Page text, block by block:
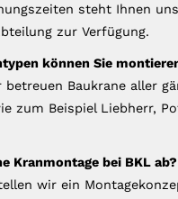
steht Ihnen
zur Verfügung.
können Sie
betreuen Baukrane aller
zum Beispiel Liebherr,
Kranmontage bei BKL ab?
wir ein